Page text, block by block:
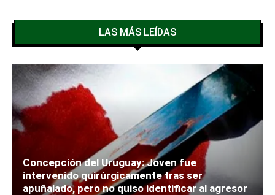
LAS MÁS LEÍDAS
Concepción del Uruguay: Joven fue
intervenido quirúrgicamente tras ser
apuñalado, pero no quiso identificar al agresor